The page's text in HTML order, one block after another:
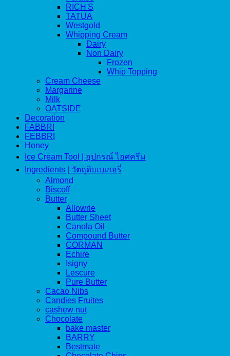
RICH'S
TATUA
Westgold
Whipping Cream
Dairy
Non Dairy
Frozen
Whip Topping
Cream Cheese
Margarine
Milk
OATSIDE
Decoration
FABBRI
FEBBRI
Honey
Ice Cream Tool | อุปกรณ์ ไอศครีม
Ingredients | วัตถุดิบเบเกอรี่
Almond
Biscoff
Butter
Allowrie
Butter Sheet
Canola Oil
Compound Butter
CORMAN
Echire
Isigny
Lescure
Pure Butter
Cacao Nibs
Candies Fruites
cashew nut
Chocolate
bake master
BARRY
Bestmate